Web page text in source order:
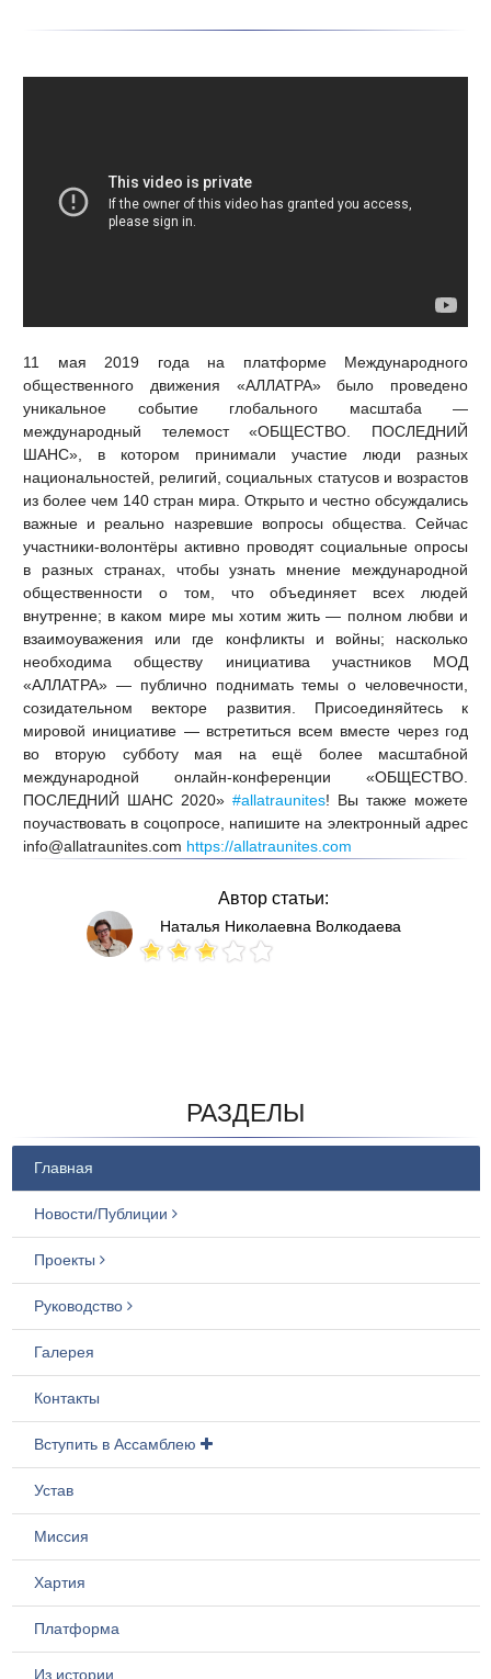
11 мая 2019 года на платформе Международного
общественного движения «АЛЛАТРА» было проведено
уникальное событие глобального масштаба —
международный телемост «ОБЩЕСТВО. ПОСЛЕДНИЙ
ШАНС», в котором принимали участие люди разных
национальностей, религий, социальных статусов и возрастов
из более чем 140 стран мира. Открыто и честно обсуждались
важные и реально назревшие вопросы общества. Сейчас
участники-волонтёры активно проводят социальные опросы
в разных странах, чтобы узнать мнение международной
общественности о том, что объединяет всех людей
внутренне; в каком мире мы хотим жить — полном любви и
взаимоуважения или где конфликты и войны; насколько
необходима обществу инициатива участников МОД
«АЛЛАТРА» — публично поднимать темы о человечности,
созидательном векторе развития. Присоединяйтесь к
мировой инициативе — встретиться всем вместе через год
во вторую субботу мая на ещё более масштабной
международной онлайн-конференции «ОБЩЕСТВО.
ПОСЛЕДНИЙ ШАНС 2020» #allatraunites! Вы также можете
поучаствовать в соцопросе, напишите на электронный адрес
info@allatraunites.com https://allatraunites.com
Автор статьи:
Наталья Николаевна Волкодаева
РАЗДЕЛЫ
Главная
Новости/Публиции
Проекты
Руководство
Галерея
Контакты
Вступить в Ассамблею
Устав
Миссия
Хартия
Платформа
Из истории